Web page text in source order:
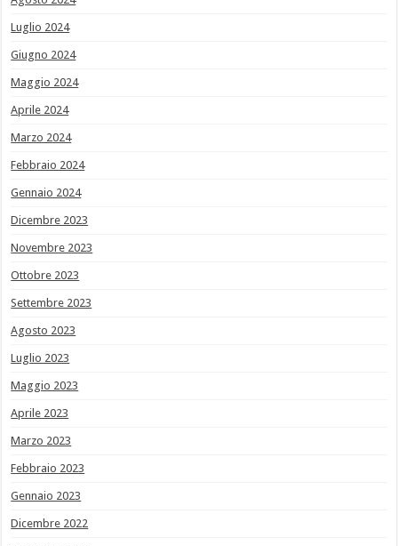
Luglio 2024
Giugno 2024
Maggio 2024
Aprile 2024
Marzo 2024
Febbraio 2024
Gennaio 2024
Dicembre 2023
Novembre 2023
Ottobre 2023
Settembre 2023
Agosto 2023
Luglio 2023
Maggio 2023
Aprile 2023
Marzo 2023
Febbraio 2023
Gennaio 2023
Dicembre 2022